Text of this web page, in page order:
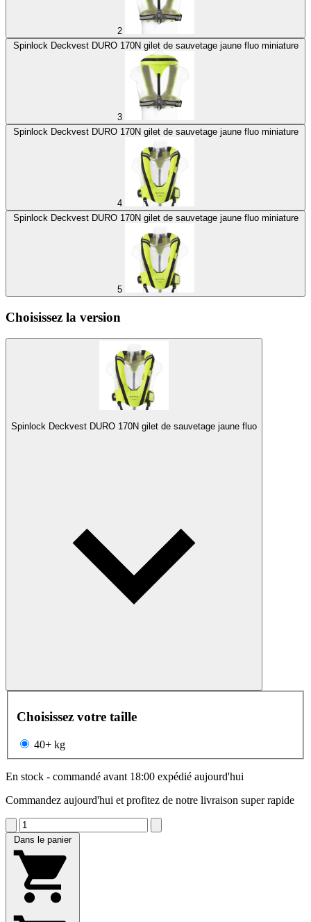
2
Spinlock Deckvest DURO 170N gilet de sauvetage jaune fluo miniature
3
Spinlock Deckvest DURO 170N gilet de sauvetage jaune fluo miniature
4
Spinlock Deckvest DURO 170N gilet de sauvetage jaune fluo miniature
5
Choisissez la version
Spinlock Deckvest DURO 170N gilet de sauvetage jaune fluo
Choisissez votre taille
40+ kg
En stock - commandé avant 18:00 expédié aujourd'hui
Commandez aujourd'hui et profitez de notre livraison super rapide
Dans le panier